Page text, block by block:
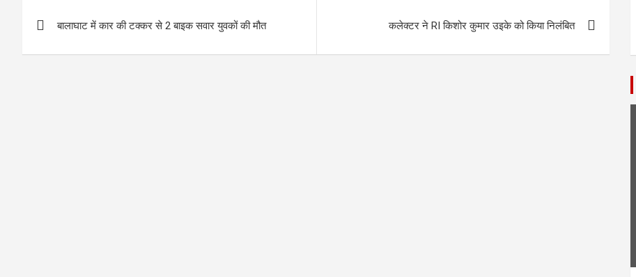
p
p
o
k
बालाघाट में कार की टक्कर से 2 बाइक सवार युवकों की मौत कलेक्टर ने RI किशोर कुमार उइके को किया निलंबित